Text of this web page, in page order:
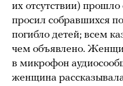
их отсутствии)
просил собравшихся
погибло детей; всем
чем объявлено.
в микрофон
женщина